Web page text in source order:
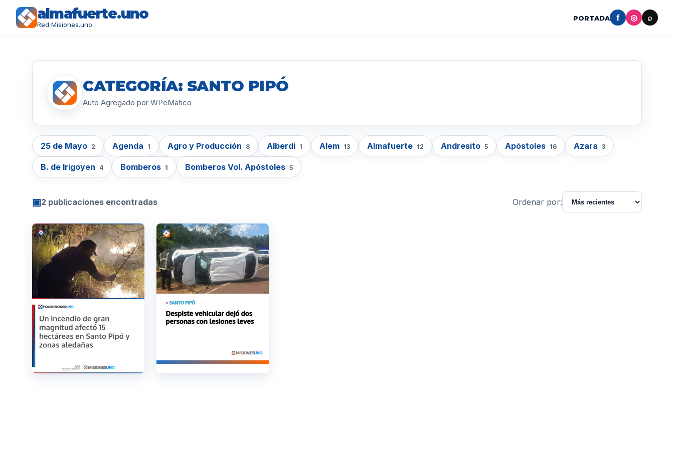
almafuerte.uno
Red Misiones.uno
PORTADA f ◎ ⌕
CATEGORÍA: SANTO PIPÓ
Auto Agregado por WPeMatico
25 de Mayo 2 Agenda 1 Agro y Producción 8 Alberdi 1 Alem 13 Almafuerte 12 Andresito 5 Apóstoles 16 Azara 3
B. de Irigoyen 4 Bomberos 1 Bomberos Vol. Apóstoles 5
▣2 publicaciones encontradas Ordenar por: